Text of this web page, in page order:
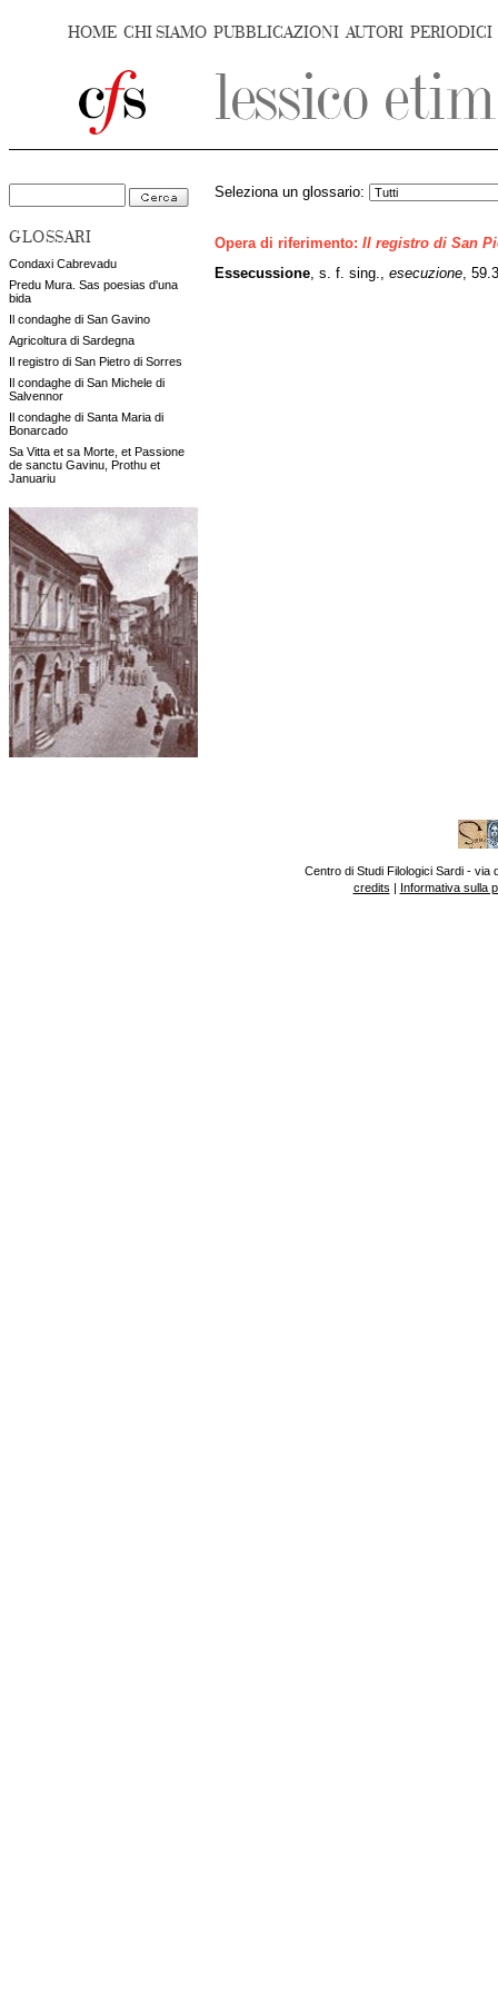
HOME CHI SIAMO PUBBLICAZIONI AUTORI PERIODICI
GLOSSARI
Condaxi Cabrevadu
Predu Mura. Sas poesias d'una
bida
Il condaghe di San Gavino
Agricoltura di Sardegna
Il registro di San Pietro di Sorres
Il condaghe di San Michele di
Salvennor
Il condaghe di Santa Maria di
Bonarcado
Sa Vitta et sa Morte, et Passione
de sanctu Gavinu, Prothu et
Januariu
Seleziona un glossario:
Opera di riferimento: Il registro di San
Essecussione , s. f. sing., esecuzione ,
Centro di Studi Filologici Sardi - via
credits | Informativa sulla